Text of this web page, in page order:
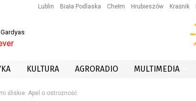
Lublin Biała Podlaska Chełm Hrubieszów Kraśnik
KULTURA AGRORADIO MULTIMEDIA
śliskie. Apel o ostrożność